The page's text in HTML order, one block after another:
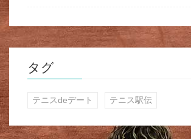
タグ
テニスdeデート テニス駅伝